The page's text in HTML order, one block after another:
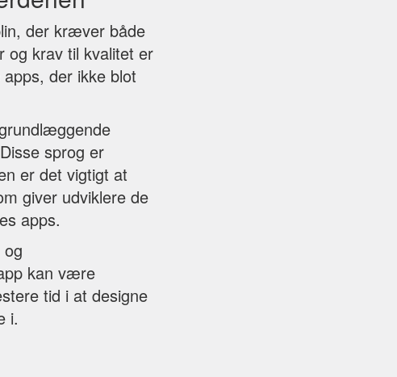
der kræver både
og krav til kvalitet er
der ikke blot
sprog er
er det vigtigt at
giver udviklere de
apps.
kan være
tid i at designe
i.